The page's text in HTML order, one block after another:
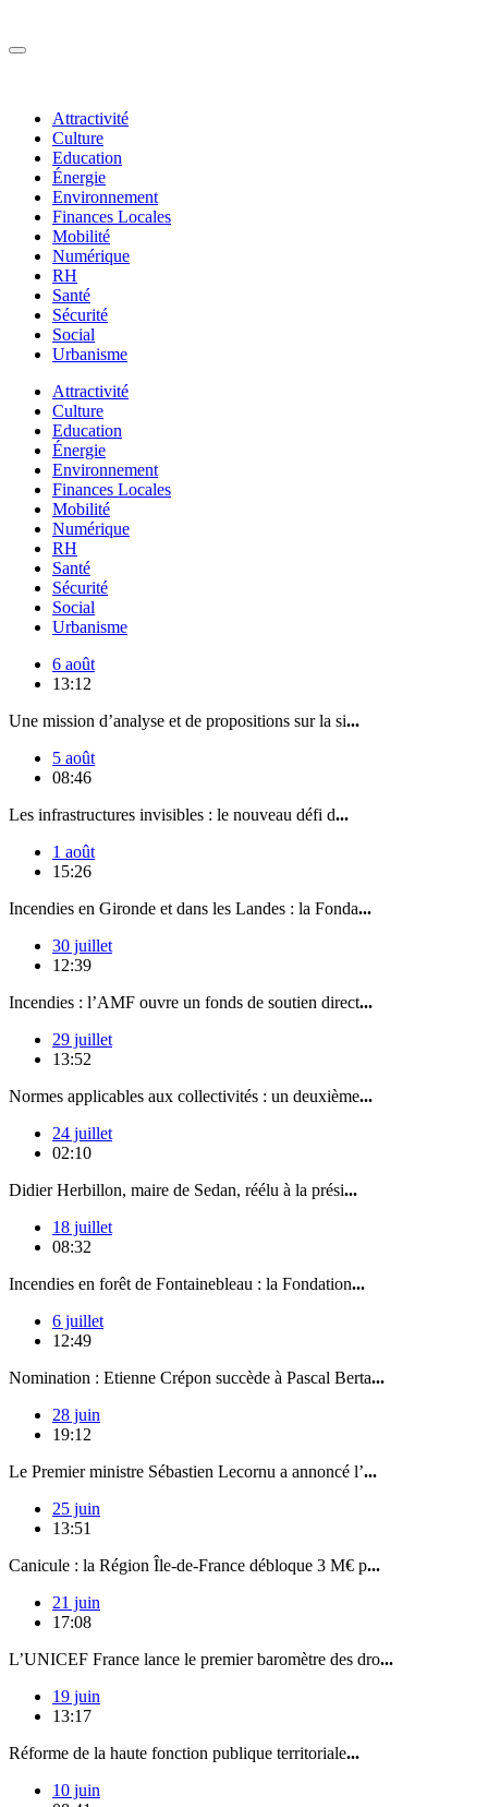
Attractivité
Culture
Education
Énergie
Environnement
Finances Locales
Mobilité
Numérique
RH
Santé
Sécurité
Social
Urbanisme
Attractivité
Culture
Education
Énergie
Environnement
Finances Locales
Mobilité
Numérique
RH
Santé
Sécurité
Social
Urbanisme
6 août
13:12
Une mission d’analyse et de propositions sur la si...
5 août
08:46
Les infrastructures invisibles : le nouveau défi d...
1 août
15:26
Incendies en Gironde et dans les Landes : la Fonda...
30 juillet
12:39
Incendies : l’AMF ouvre un fonds de soutien direct...
29 juillet
13:52
Normes applicables aux collectivités : un deuxième...
24 juillet
02:10
Didier Herbillon, maire de Sedan, réélu à la prési...
18 juillet
08:32
Incendies en forêt de Fontainebleau : la Fondation...
6 juillet
12:49
Nomination : Etienne Crépon succède à Pascal Berta...
28 juin
19:12
Le Premier ministre Sébastien Lecornu a annoncé l’...
25 juin
13:51
Canicule : la Région Île-de-France débloque 3 M€ p...
21 juin
17:08
L’UNICEF France lance le premier baromètre des dro...
19 juin
13:17
Réforme de la haute fonction publique territoriale...
10 juin